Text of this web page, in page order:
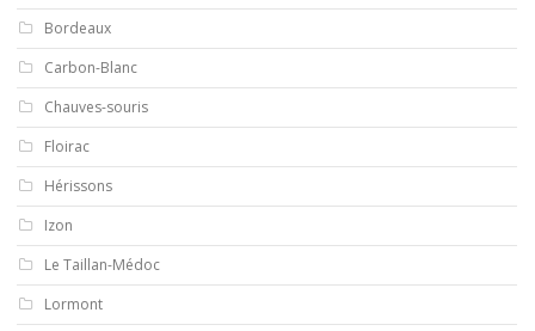
Bordeaux
Carbon-Blanc
Chauves-souris
Floirac
Hérissons
Izon
Le Taillan-Médoc
Lormont